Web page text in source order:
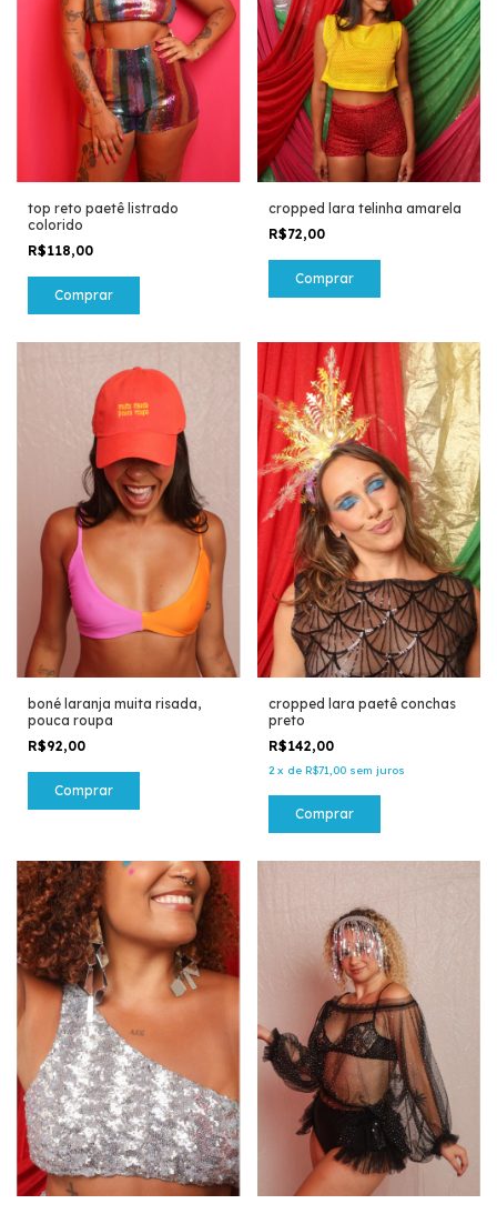
top reto paetê listrado
colorido
R$118,00
Comprar
cropped lara telinha amarela
R$72,00
Comprar
boné laranja muita risada,
pouca roupa
R$92,00
cropped lara paetê conchas
preto
R$142,00
2 x de R$71,00 sem juros
Comprar